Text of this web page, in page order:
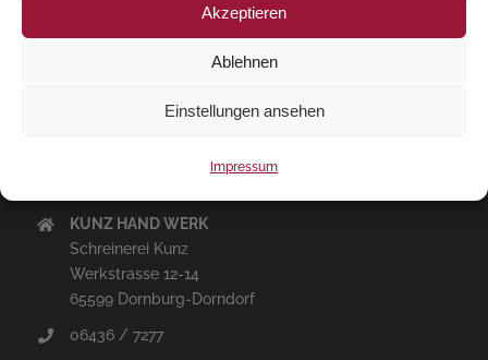
Akzeptieren
Ablehnen
Einstellungen ansehen
Impressum
KUNZ HAND WERK
Schreinerei Kunz
Werkstrasse 12-14
65599 Dornburg-Dorndorf
06436 / 7277